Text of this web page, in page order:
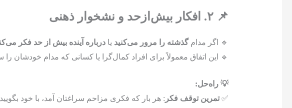
📌 ۲. افکار بیش‌ازحد و نشخوار ذهنی
🔹 اگر مدامگذشته را مرور می‌کنید یا درباره آینده بیش از حد فکر
🔹 این اتفاق معمولاً برای افراد کمال‌گرا یا کسانی که مدام خودشان
💡 راه‌حل:
✅تمرین توقف فکر : هر بار که فکری مزاحم سراغتان آمد، با خود بگویید